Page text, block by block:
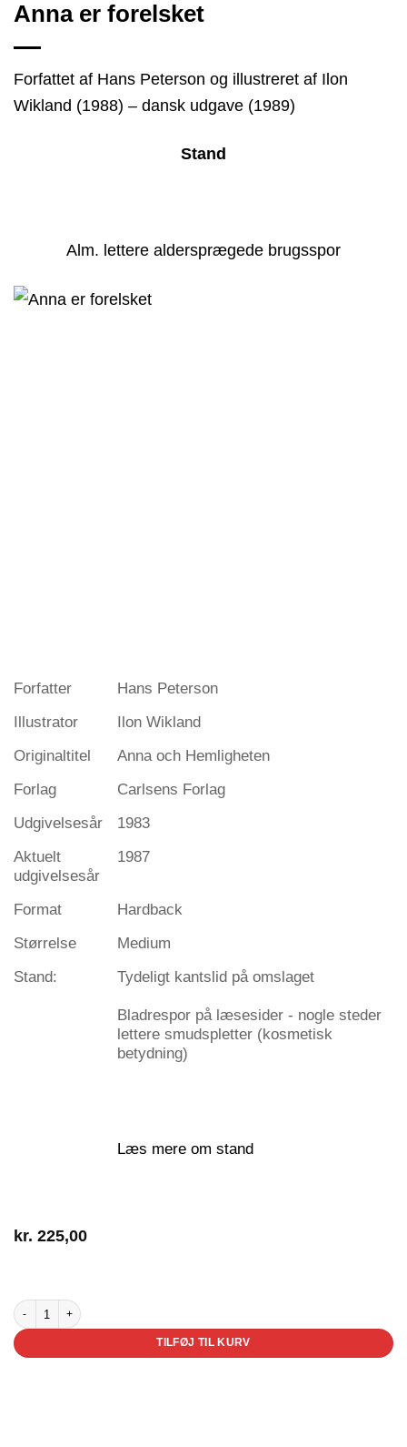
Anna er forelsket
Forfattet af Hans Peterson og illustreret af Ilon
Wikland (1988) – dansk udgave (1989)
Stand
Alm. lettere aldersprægede brugsspor
Forfatter
Hans Peterson
Illustrator
Ilon Wikland
Originaltitel
Anna och Hemligheten
Forlag
Carlsens Forlag
Udgivelsesår
1983
Aktuelt
udgivelsesår
1987
Format
Hardback
Størrelse
Medium
Stand:
Tydeligt kantslid på omslaget
Bladrespor på læsesider - nogle steder
lettere smudspletter (kosmetisk
betydning)
Læs mere om stand
kr. 225,00
Anna er forelsket antal
TILFØJ TIL KURV